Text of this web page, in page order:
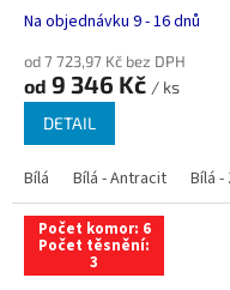
Na objednávku 9 - 16 dnů
od 7 723,97 Kč bez DPH
od 9 346 Kč / ks
DETAIL
Bílá Bílá - Antracit Bílá
Počet komor: 6
Počet těsnění:
3